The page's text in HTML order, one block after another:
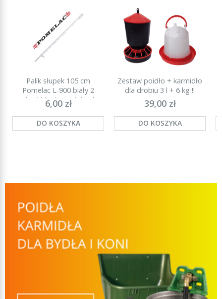
Palik słupek 105 cm
Pomelac L-900 biały 2
stopki (najmocniejszy)
6,00 zł
DO KOSZYKA
Zestaw poidło + karmidło
dla drobiu 3 l + 6 kg !!
39,00 zł
DO KOSZYKA